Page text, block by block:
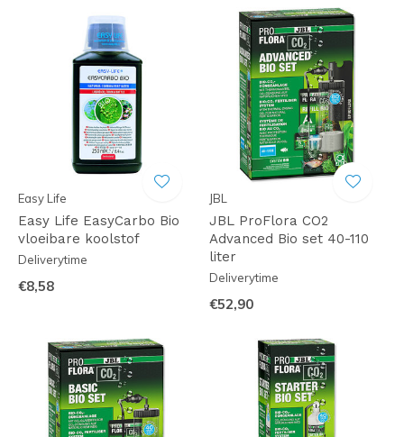
Easy Life
Easy Life EasyCarbo Bio
vloeibare koolstof
Deliverytime
€8,58
JBL
JBL ProFlora CO2
Advanced Bio set 40-110
liter
Deliverytime
€52,90